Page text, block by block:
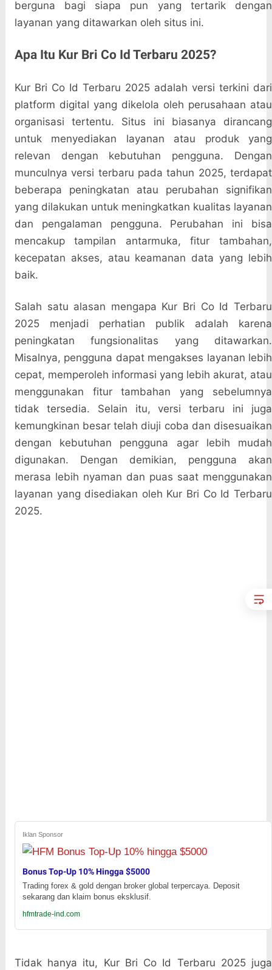
berguna bagi siapa pun yang tertarik dengan
layanan yang ditawarkan oleh situs ini.
Apa Itu Kur Bri Co Id Terbaru 2025?
Kur Bri Co Id Terbaru 2025 adalah versi terkini dari
platform digital yang dikelola oleh perusahaan atau
organisasi tertentu. Situs ini biasanya dirancang
untuk menyediakan layanan atau produk yang
relevan dengan kebutuhan pengguna. Dengan
munculnya versi terbaru pada tahun 2025, terdapat
beberapa peningkatan atau perubahan signifikan
yang dilakukan untuk meningkatkan kualitas layanan
dan pengalaman pengguna. Perubahan ini bisa
mencakup tampilan antarmuka, fitur tambahan,
kecepatan akses, atau keamanan data yang lebih
baik.
Salah satu alasan mengapa Kur Bri Co Id Terbaru
2025 menjadi perhatian publik adalah karena
peningkatan fungsionalitas yang ditawarkan.
Misalnya, pengguna dapat mengakses layanan lebih
cepat, memperoleh informasi yang lebih akurat, atau
menggunakan fitur tambahan yang sebelumnya
tidak tersedia. Selain itu, versi terbaru ini juga
kemungkinan besar telah diuji coba dan disesuaikan
dengan kebutuhan pengguna agar lebih mudah
digunakan. Dengan demikian, pengguna akan
merasa lebih nyaman dan puas saat menggunakan
layanan yang disediakan oleh Kur Bri Co Id Terbaru
2025.
Iklan Sponsor
Bonus Top-Up 10% Hingga $5000
Trading forex & gold dengan broker global terpercaya. Deposit
sekarang dan klaim bonus eksklusif.
hfmtrade-ind.com
Tidak hanya itu, Kur Bri Co Id Terbaru 2025 juga